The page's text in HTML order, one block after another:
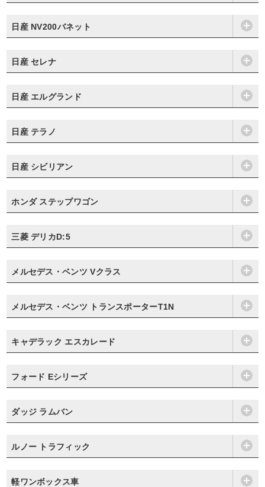
日産 NV200バネット
日産 セレナ
日産 エルグランド
日産 テラノ
日産 シビリアン
ホンダ ステップワゴン
三菱 デリカD:5
メルセデス・ベンツ Vクラス
メルセデス・ベンツ トランスポーターT1N
キャデラック エスカレード
フォード Eシリーズ
ダッジ ラムバン
ルノー トラフィック
軽ワンボックス車